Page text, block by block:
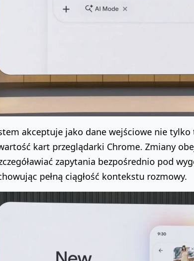
akceptuje jako dane wejściowe nie
kart przeglądarki Chrome. Zmiany
zapytania bezpośrednio pod
pełną ciągłość kontekstu rozmowy.